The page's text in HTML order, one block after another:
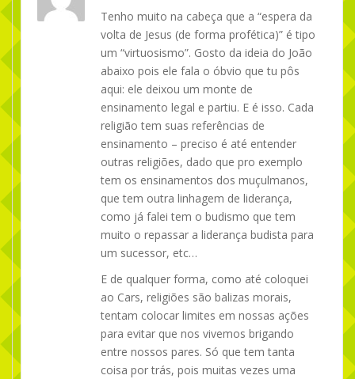
Tenho muito na cabeça que a “espera da
volta de Jesus (de forma profética)” é tipo
um “virtuosismo”. Gosto da ideia do João
abaixo pois ele fala o óbvio que tu pôs
aqui: ele deixou um monte de
ensinamento legal e partiu. E é isso. Cada
religião tem suas referências de
ensinamento – preciso é até entender
outras religiões, dado que pro exemplo
tem os ensinamentos dos muçulmanos,
que tem outra linhagem de liderança,
como já falei tem o budismo que tem
muito o repassar a liderança budista para
um sucessor, etc…
E de qualquer forma, como até coloquei
ao Cars, religiões são balizas morais,
tentam colocar limites em nossas ações
para evitar que nos vivemos brigando
entre nossos pares. Só que tem tanta
coisa por trás, pois muitas vezes uma